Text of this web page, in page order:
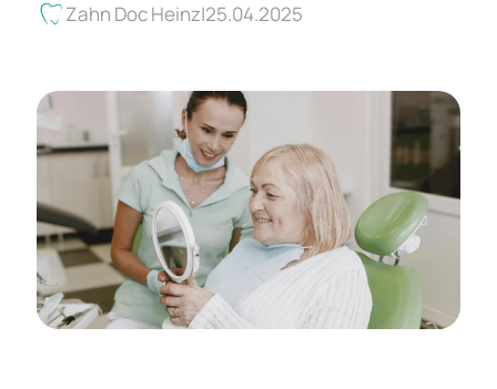
Zahn Doc Heinz 25.04.2025